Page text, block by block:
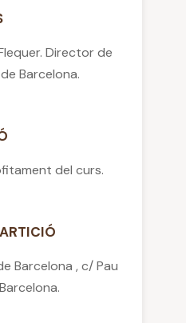
Director de
Barcelona.
del curs.
Barcelona , c/ Pau